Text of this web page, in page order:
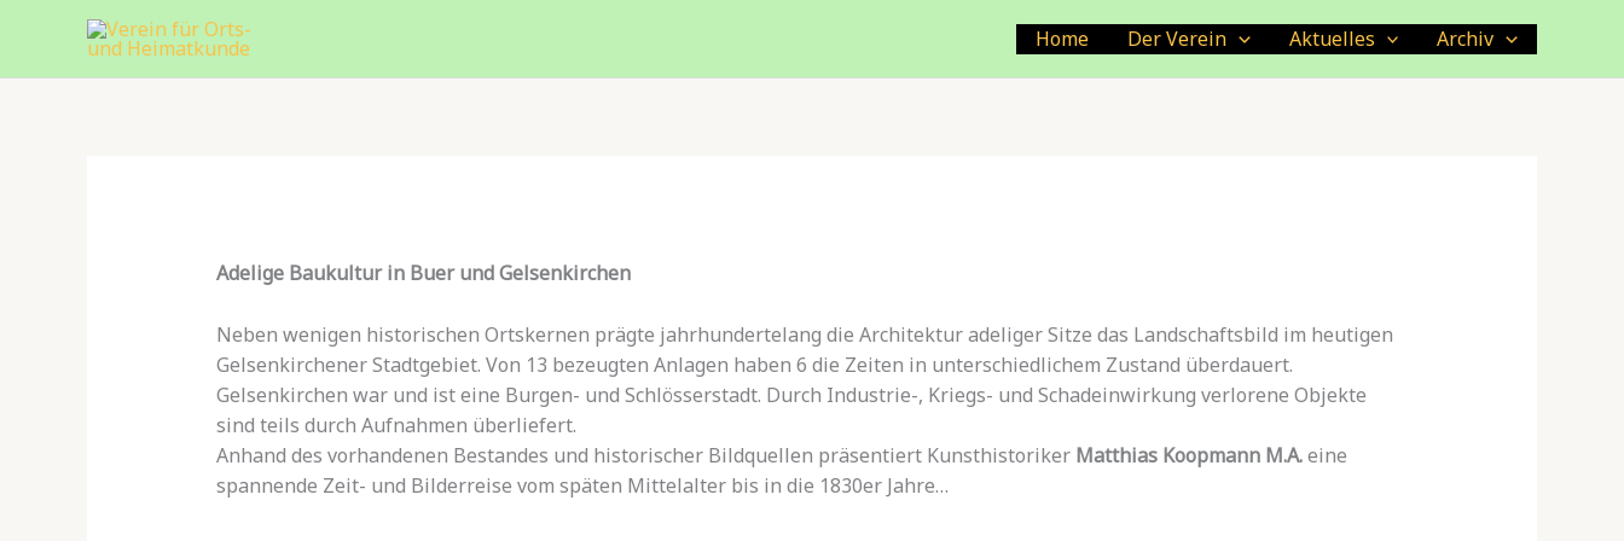
springen
Home Der Verein Aktuelles Archiv
Adelige Baukultur in Buer und Gelsenkirchen
Neben wenigen historischen Ortskernen prägte jahrhundertelang die Architektur adeliger Sitze das Landschaftsbild im heutigen
Gelsenkirchener Stadtgebiet. Von 13 bezeugten Anlagen haben 6 die Zeiten in unterschiedlichem Zustand überdauert.
Gelsenkirchen war und ist eine Burgen- und Schlösserstadt. Durch Industrie-, Kriegs- und Schadeinwirkung verlorene Objekte
sind teils durch Aufnahmen überliefert.
Anhand des vorhandenen Bestandes und historischer Bildquellen präsentiert Kunsthistoriker Matthias Koopmann M.A.eine
spannende Zeit- und Bilderreise vom späten Mittelalter bis in die 1830er Jahre…